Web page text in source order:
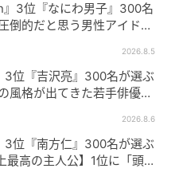
無二のライブ体験への
でした。「人生で一度
れるだけあり、多くの
が伝わります。
ンケートの回答者300名
制作しています。社会
定するものではないこ
3位『なにわ男子』300名
倒的だと思う男性アイドル
2026.8.5
3位『吉沢亮』300名が選ぶ
風格が出てきた若手俳優】1
2026.8.6
3位『南方仁』300名が選ぶ
最高の主人公】1位に「頭